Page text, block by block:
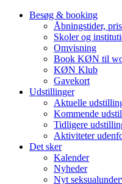
Besøg & booking
Åbningstider,
Skoler og
Omvisning
Book KØN til
KØN Klub
Gavekort
Udstillinger
Aktuelle
Kommende
Tidligere
Aktiviteter
Det sker
Kalender
Nyheder
Nyt